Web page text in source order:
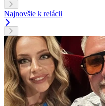
Najnovšie k relácii